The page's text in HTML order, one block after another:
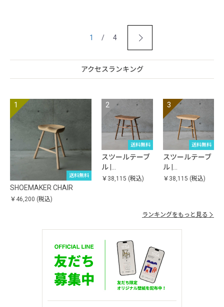
1 / 4
アクセスランキング
送料無料
SHOEMAKER CHAIR
￥46,200 (税込)
送料無料
スツールテーブ
ル |…
￥38,115 (税込)
送料無料
スツールテーブ
ル |…
￥38,115 (税込)
ランキングをもっと見る